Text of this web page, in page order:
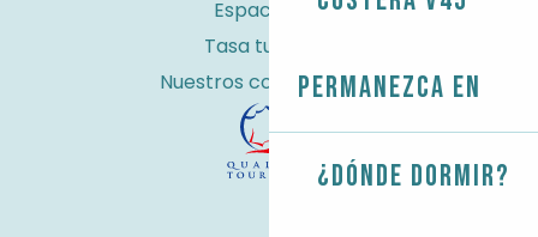
Permanezca en
¿Dónde dormir?
Espacio Pro
Tasa turística
Nuestros compromisos